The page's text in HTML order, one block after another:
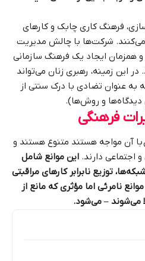
فرهنگ کاری چابک و کارهای
می‌کنند. شرکت‌ها با چالش مدیریت
همزمان ایجاد یک فرهنگ سازمانی
این زمینه، رهبری زنان می‌تواند
به عنوان تضادی با درک سنتی از
دیدگاه‌ها و روش‌ها).
فرهنگی
با آن مواجه هستند متنوع هستند و
اجتماعی دارند. این موانع شامل
توزیع نابرابر کارهای مراقبتی
نامرئی اما مؤثری که مانع از
می‌شوند – می‌شود.